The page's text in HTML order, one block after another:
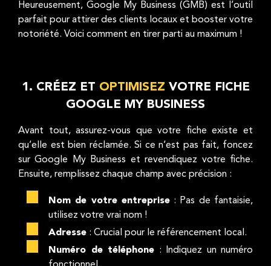
Heureusement, Google My Business (GMB) est l’outil
parfait pour attirer des clients locaux et booster votre
notoriété. Voici comment en tirer parti au maximum !
1. CRÉEZ ET OPTIMISEZ VOTRE FICHE
GOOGLE MY BUSINESS
Avant tout, assurez-vous que votre fiche existe et
qu’elle est bien réclamée. Si ce n’est pas fait, foncez
sur Google My Business et revendiquez votre fiche.
Ensuite, remplissez chaque champ avec précision :
Nom de votre entreprise: Pas de fantaisie,
utilisez votre vrai nom !
Adresse : Crucial pour le référencement local.
Numéro de téléphone : Indiquez un numéro